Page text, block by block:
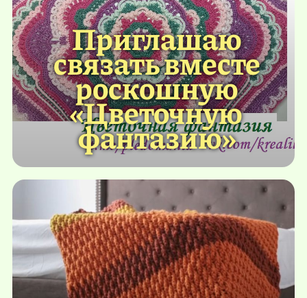
Приглашаю
связать вместе
роскошную
«Цветочную
фантазию»